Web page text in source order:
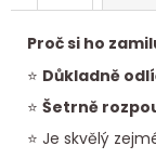
Proč si ho
⭐ Důkladně
⭐ Šetrně
⭐ Je skvělý